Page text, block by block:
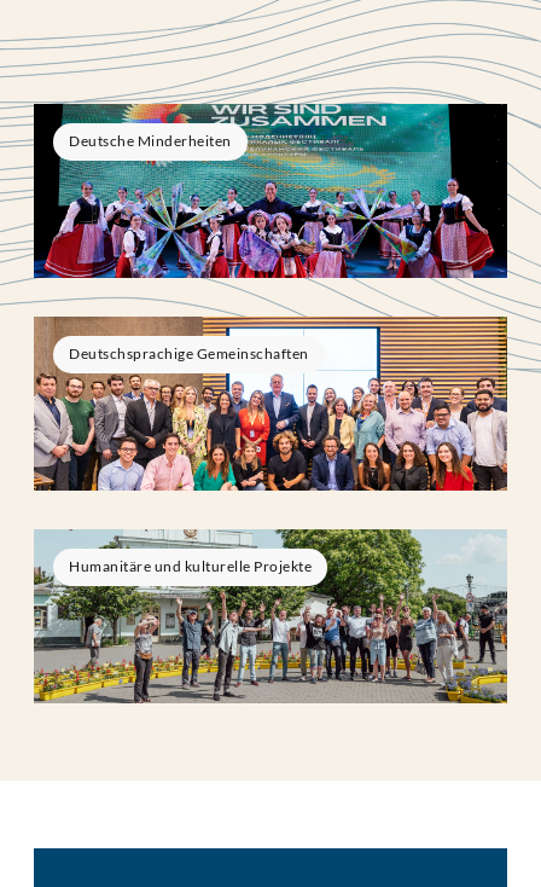
Deutsche Minderheiten
Deutschsprachige Gemeinschaften
Humanitäre und kulturelle Projekte